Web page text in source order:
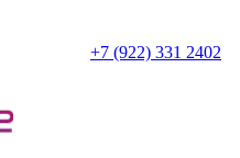
+7 (922) 331 2402